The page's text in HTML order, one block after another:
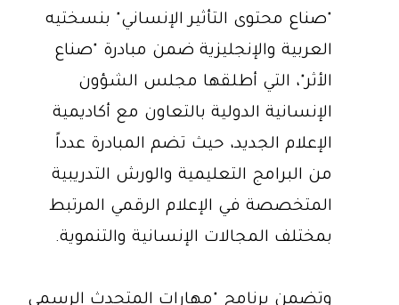
"صناع محتوى التأثير الإنساني" بنسختيه
العربية والإنجليزية ضمن مبادرة "صناع
الأثر"، التي أطلقها مجلس الشؤون
الإنسانية الدولية بالتعاون مع أكاديمية
الإعلام الجديد، حيث تضم المبادرة عدداً
من البرامج التعليمية والورش التدريبية
المتخصصة في الإعلام الرقمي المرتبط
بمختلف المجالات الإنسانية والتنموية.
وتضمن برنامج "مهارات المتحدث الرسمي